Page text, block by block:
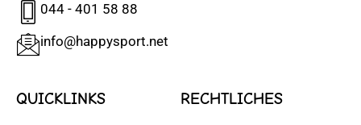
044 - 401 58 88
info@happysport.net
QUICKLINKS RECHTLICHES